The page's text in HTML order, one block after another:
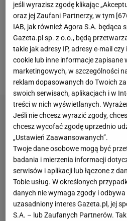
Skrzypczaka. Do tej pory
Dimitrisa Rallisa z
Konyasporu, Bartłomieja
Drachala z Rakowa
działańJagiellonii, o czym
jeśli wyrazisz zgodę klikając
oraz jej Zaufani Partnerzy, w tym [
IAB, jak również Agora S.A. będąca
Gazeta.pl sp. z o.o., będą
takie jak adresy IP, adresy e-mail
cookie lub inne informacje zapisane
marketingowych, w szczególności
reklam dopasowanych do Twoich
swoich serwisach, aplikacjach i w
treści w nich wyświetlanych.
Jeśli nie chcesz wyrazić zgody,
chcesz wycofać zgodę uprzednio
„Ustawień Zaawansowanych”.
Twoje dane osobowe mogą być
badania i mierzenia informacji
serwisów i aplikacji lub łączone z
Tobie usług. W określonych
danych nie wymaga zgody i
uzasadniony interes Gazeta.pl, jej
S.A. – lub Zaufanych Partnerów.